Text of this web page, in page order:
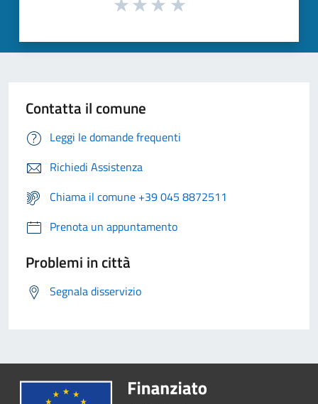
Contatta il comune
Leggi le domande frequenti
Richiedi Assistenza
Chiama il comune +39 045 8872511
Prenota un appuntamento
Problemi in città
Segnala disservizio